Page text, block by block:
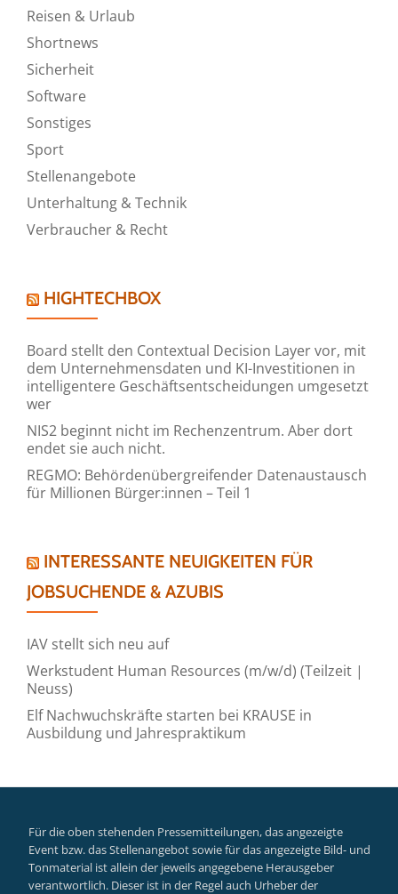
Reisen & Urlaub
Shortnews
Sicherheit
Software
Sonstiges
Sport
Stellenangebote
Unterhaltung & Technik
Verbraucher & Recht
HIGHTECHBOX
Board stellt den Contextual Decision Layer vor, mit
dem Unternehmensdaten und KI-Investitionen in
intelligentere Geschäftsentscheidungen umgesetzt
wer
NIS2 beginnt nicht im Rechenzentrum. Aber dort
endet sie auch nicht.
REGMO: Behördenübergreifender Datenaustausch
für Millionen Bürger:innen – Teil 1
INTERESSANTE NEUIGKEITEN FÜR
JOBSUCHENDE & AZUBIS
IAV stellt sich neu auf
Werkstudent Human Resources (m/w/d) (Teilzeit |
Neuss)
Elf Nachwuchskräfte starten bei KRAUSE in
Ausbildung und Jahrespraktikum
Für die oben stehenden Pressemitteilungen, das angezeigte
Event bzw. das Stellenangebot sowie für das angezeigte Bild- und
Tonmaterial ist allein der jeweils angegebene Herausgeber
verantwortlich. Dieser ist in der Regel auch Urheber der